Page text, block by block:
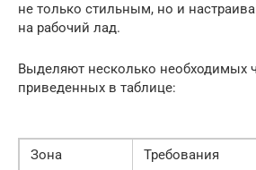
не только стильным, но и
на рабочий лад.
Выделяют несколько необходимых
приведенных в таблице:
Зона Требования